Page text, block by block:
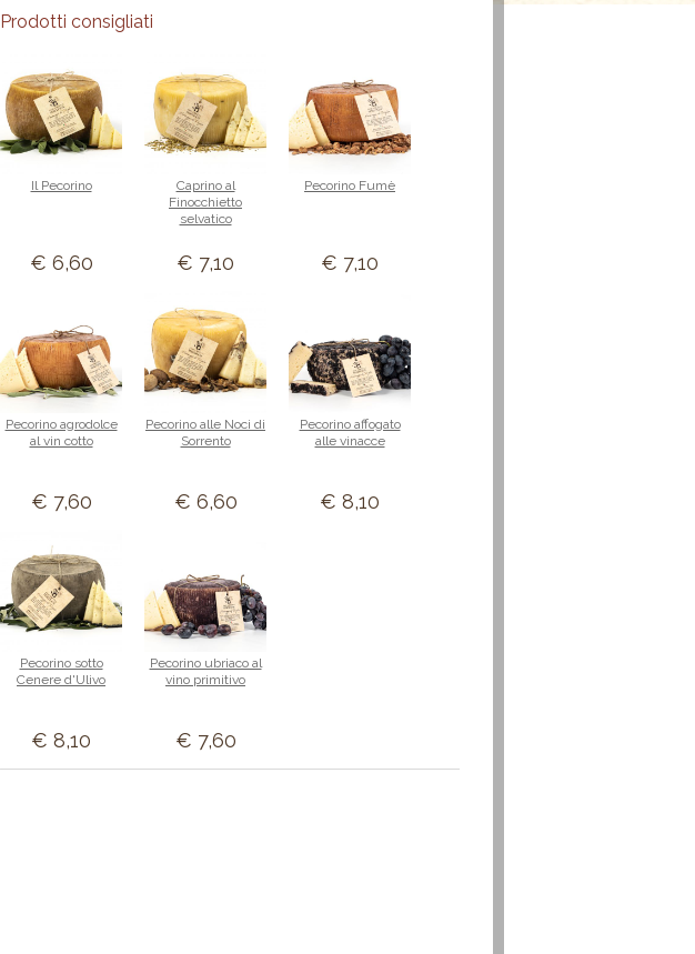
Prodotti consigliati
Il Pecorino
€ 6,60
Caprino al
Finocchietto
selvatico
€ 7,10
Pecorino Fumè
€ 7,10
Pecorino agrodolce
al vin cotto
€ 7,60
Pecorino alle Noci di
Sorrento
€ 6,60
Pecorino affogato
alle vinacce
€ 8,10
Pecorino sotto
Cenere d'Ulivo
€ 8,10
Pecorino ubriaco al
vino primitivo
€ 7,60